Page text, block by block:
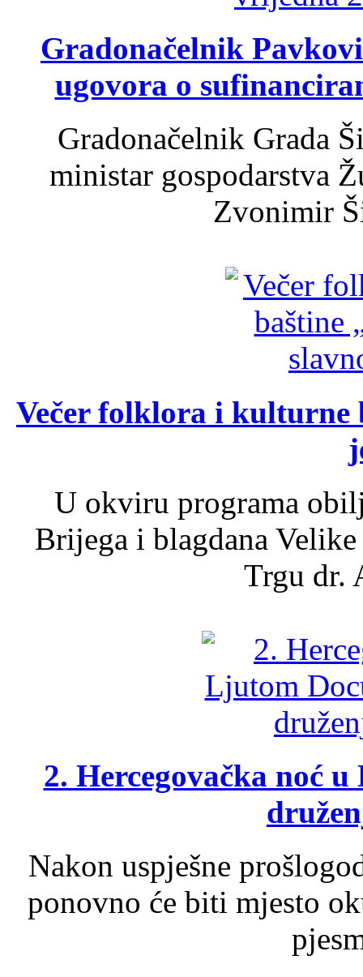
Gradonačelnik
ugovora o
Gradonačelnik Grada
ministar gospodarstva
Zvonimir
Večer folklora i kulturne
U okviru programa
Brijega i blagdana
Trgu dr.
2. Hercegovačka noć
Nakon uspješne
ponovno će biti mjesto